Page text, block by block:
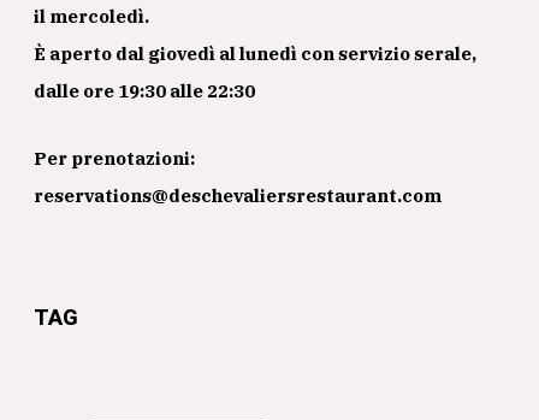
il mercoledì.
È aperto dal giovedì al lunedì con servizio serale,
dalle ore 19:30 alle 22:30
Per prenotazioni:
reservations@deschevaliersrestaurant.com
TAG